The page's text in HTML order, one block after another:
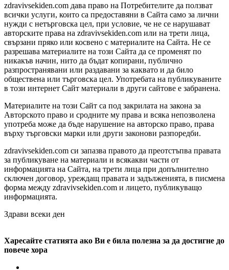
zdravivsekiden.com дава право на Потребителите да ползват
всички услуги, които са предоставяни в Сайта само за лични
нужди с нетърговска цел, при условие, че не се нарушават
авторските права на zdravivsekiden.com или на трети лица,
свързани пряко или косвено с материалите на Сайта. Не се
разрешава материалите на този Сайта да се променят по
никакъв начин, нито да бъдат копирани, публично
разпространявани или раздавани за каквато и да било
обществена или търговска цел. Употребата на публикуваните
в този интернет Сайт материали в други сайтове е забранена.
Материалите на този Сайт са под закрилата на закона за
Авторското право и сродните му права и всяка непозволена
употреба може да бъде нарушение на авторско право, права
върху търговски марки или други законови разпоредби.
zdravivsekiden.com си запазва правото да преотстъпва правата
за публикуване на материали и всякакви части от
информацията на Сайта, на трети лица при допълнително
сключен договор, уреждащ правата и задълженията, в писмена
форма между zdravivsekiden.com и лицето, публикуващо
информацията.
Здрави всеки ден
Харесайте статията ако Ви е била полезна за да достигне до
повече хора